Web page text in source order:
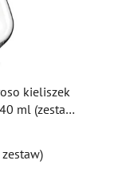
kieliszek
ml (zestaw
zestaw)